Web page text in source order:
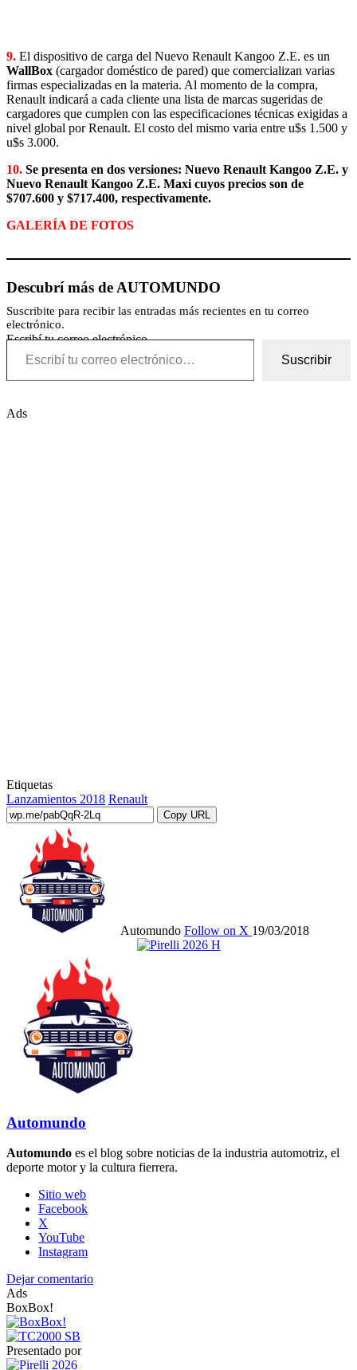
9. El dispositivo de carga del Nuevo Renault Kangoo Z.E. es un
WallBox (cargador doméstico de pared) que comercializan varias
firmas especializadas en la materia. Al momento de la compra,
Renault indicará a cada cliente una lista de marcas sugeridas de
cargadores que cumplen con las especificaciones técnicas exigidas a
nivel global por Renault. El costo del mismo varia entre u$s 1.500 y
u$s 3.000.
10. Se presenta en dos versiones: Nuevo Renault Kangoo Z.E. y
Nuevo Renault Kangoo Z.E. Maxi cuyos precios son de
$707.600 y $717.400, respectivamente.
GALERÍA DE FOTOS
Descubrí más de AUTOMUNDO
Suscribite para recibir las entradas más recientes en tu correo
electrónico.
Escribí tu correo electrónico…
Suscribir
Ads
Etiquetas
Lanzamientos 2018 Renault
Copy URL
Automundo Follow on X 19/03/2018
Automundo
Automundo es el blog sobre noticias de la industria automotriz, el
deporte motor y la cultura fierrera.
Sitio web
Facebook
X
YouTube
Instagram
Dejar comentario
Ads
BoxBox!
Presentado por